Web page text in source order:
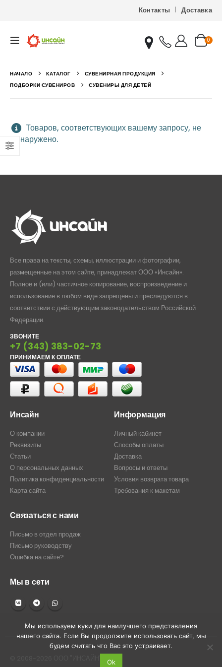
Контакты Доставка
0
НАЧАЛО КАТАЛОГ
СУВЕНИРНАЯ ПРОДУКЦИЯ
ПОДБОРКИ СУВЕНИРОВ
СУВЕНИРЫ ДЛЯ ДЕТЕЙ
Товаров, соответствующих вашему запросу, не
обнаружено.
Все права на тексты, схемы, иллюстрации и фотографии,
размещенные на этом сайте, принадлежат ООО «Инсайн».
Полное и (или) частичное копирование, воспроизведение и
использование в любом виде запрещены и преследуются в
соответствии с действующим законодательством Российской
Федерации.
ЗВОНИТЕ
+7 (343) 383-02-73
ПРИНИМАЕМ К ОПЛАТЕ
Инсайн
О компании
Реквизиты
Статьи
О персональных данных
Политика конфиденциальности
Карта сайта
Информация
Личный кабинет
Способы оплаты
Доставка
Вопросы и ответы
Условия возврата товара
Требования к макетам
Связаться с нами
Письмо в отдел продаж
Письмо руководству
Ошибка на сайте?
Мы в сети
Мы используем куки для наилучшего представления
нашего сайта. Если Вы продолжите использовать сайт, мы
будем считать что Вас это устраивает.
Ok